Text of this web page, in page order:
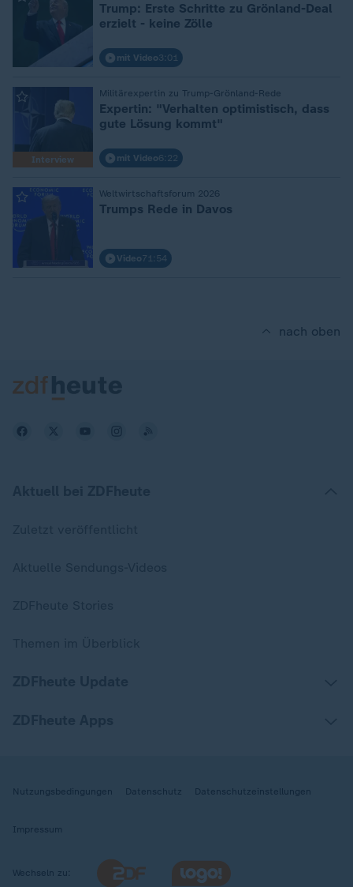
Trump: Erste Schritte zu Grönland-Deal
erzielt - keine Zölle
mit Video3:01
Interview
Militärexpertin zu Trump-Grönland-Rede
Expertin: "Verhalten optimistisch, dass
gute Lösung kommt"
mit Video6:22
Weltwirtschaftsforum 2026
Trumps Rede in Davos
Video71:54
nach oben
Nutzungsbedingungen Datenschutz Datenschutzeinstellungen
Impressum
Wechseln zu: